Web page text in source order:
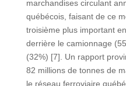
marchandises circulant
québécois, faisant de ce
troisième plus important
derrière le camionnage
(32%) [7]. Un rapport
82 millions de tonnes de
le réseau ferroviaire